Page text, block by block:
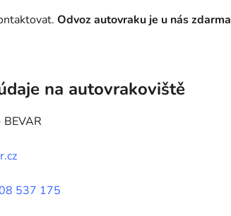
Odvoz autovraku je u nás zdarma
na autovrakoviště
537 175